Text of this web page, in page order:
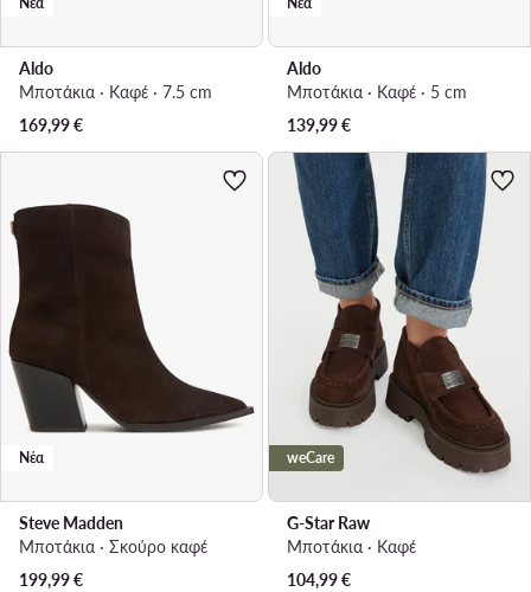
Aldo
Μποτάκια · Καφέ · 7.5 cm
169,99€
Aldo
Μποτάκια · Καφέ · 5 cm
139,99€
Νέα
Steve Madden
Μποτάκια · Σκούρο καφέ
199,99€
weCare
G-Star Raw
Μποτάκια · Καφέ
104,99€